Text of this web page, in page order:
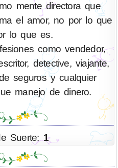
mente directora que
el amor, no por lo que
lo que es.
como vendedor,
detective, viajante,
seguros y cualquier
manejo de dinero.
Suerte:1